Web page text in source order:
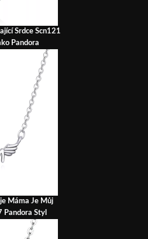
Srdce Scn121
Pandora
Máma Je Můj
Pandora Styl